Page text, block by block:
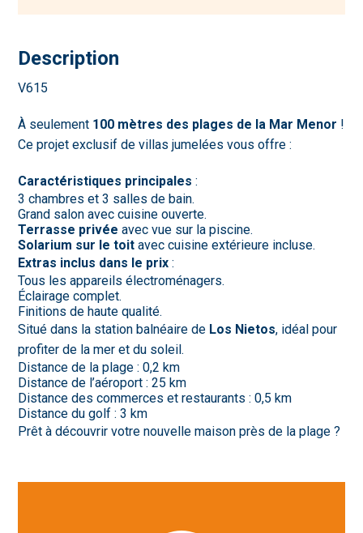
Description
V615
À seulement 100 mètres des plages de la Mar Menor !
Ce projet exclusif de villas jumelées vous offre :
Caractéristiques principales :
3 chambres et 3 salles de bain.
Grand salon avec cuisine ouverte.
Terrasse privée avec vue sur la piscine.
Solarium sur le toit avec cuisine extérieure incluse.
Extras inclus dans le prix :
Tous les appareils électroménagers.
Éclairage complet.
Finitions de haute qualité.
Situé dans la station balnéaire de Los Nietos, idéal pour
profiter de la mer et du soleil.
Distance de la plage : 0,2 km
Distance de l’aéroport : 25 km
Distance des commerces et restaurants : 0,5 km
Distance du golf : 3 km
Prêt à découvrir votre nouvelle maison près de la plage ?